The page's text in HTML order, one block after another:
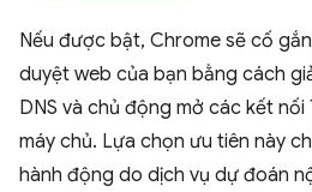
Nếu được bật, Chrome sẽ cố
duyệt web của bạn bằng cách
DNS và chủ động mở các kết nối
máy chủ. Lựa chọn ưu tiên này
hành động do dịch vụ dự đoán